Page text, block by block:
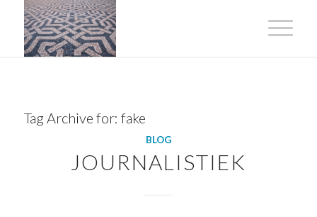
Tag Archive for: fake
BLOG
JOURNALISTIEK